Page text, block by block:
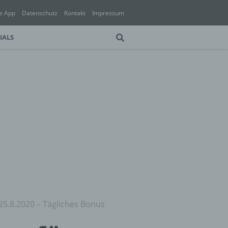
App Datenschutz Kontakt Impressum
– Tägliches Bonus